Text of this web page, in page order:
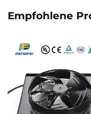
Empfohlene